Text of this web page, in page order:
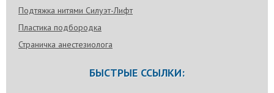
Подтяжка нитями Силуэт-Лифт
Пластика подбородка
Страничка анестезиолога
БЫСТРЫЕ ССЫЛКИ: